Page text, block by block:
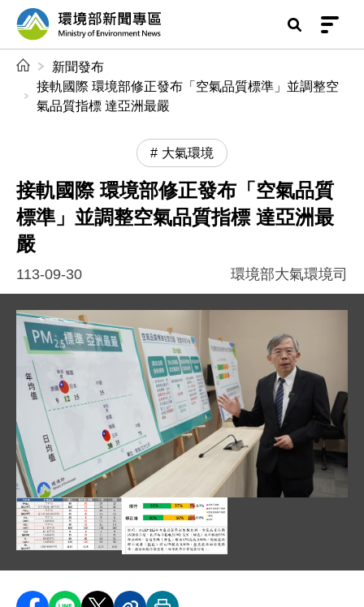
前往中央內容區塊
環境部新聞專區
新聞發布
接軌國際 環境部修正發布「空氣品質標準」並調整空
氣品質指標 達亞洲最嚴
大氣環境
接軌國際 環境部修正發布「空氣品質
標準」並調整空氣品質指標 達亞洲最
嚴
113-09-30 環境部大氣環境司
圖片說明：張順欽司長說明本次空氣品質標準修正重